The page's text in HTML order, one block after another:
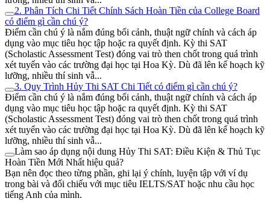
2. Phân Tích Chi Tiết Chính Sách Hoàn Tiền của College Board
có điểm gì cần chú ý?
Điểm cần chú ý là nắm đúng bối cảnh, thuật ngữ chính và cách áp
dụng vào mục tiêu học tập hoặc ra quyết định. Kỳ thi SAT
(Scholastic Assessment Test) đóng vai trò then chốt trong quá trình
xét tuyển vào các trường đại học tại Hoa Kỳ. Dù đã lên kế hoạch kỹ
lưỡng, nhiều thí sinh vẫ...
3. Quy Trình Hủy Thi SAT Chi Tiết có điểm gì cần chú ý?
Điểm cần chú ý là nắm đúng bối cảnh, thuật ngữ chính và cách áp
dụng vào mục tiêu học tập hoặc ra quyết định. Kỳ thi SAT
(Scholastic Assessment Test) đóng vai trò then chốt trong quá trình
xét tuyển vào các trường đại học tại Hoa Kỳ. Dù đã lên kế hoạch kỹ
lưỡng, nhiều thí sinh vẫ...
Làm sao áp dụng nội dung Hủy Thi SAT: Điều Kiện & Thủ Tục
Hoàn Tiền Mới Nhất hiệu quả?
Bạn nên đọc theo từng phần, ghi lại ý chính, luyện tập với ví dụ
trong bài và đối chiếu với mục tiêu IELTS/SAT hoặc nhu cầu học
tiếng Anh của mình.